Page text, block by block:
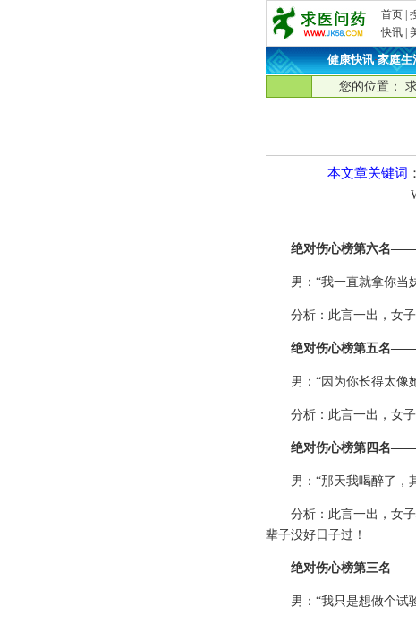
首页
快讯
健康快讯·家庭生
您的位置：
本文章关键词 ：
绝对伤心榜第六名——
男：“我一直就拿你当
分析：此言一出，女
绝对伤心榜第五名——
男：“因为你长得太像
分析：此言一出，女
绝对伤心榜第四名——
男：“那天我喝醉了，
分析：此言一出，女
辈子没好日子过！
绝对伤心榜第三名——
男：“我只是想做个试